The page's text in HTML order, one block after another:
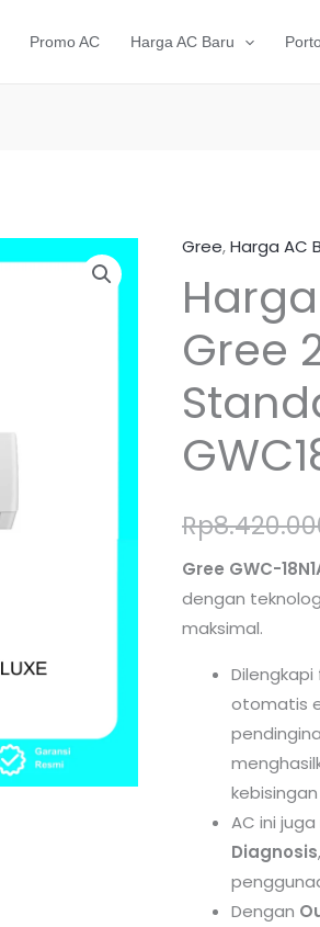
Promo AC Harga AC Baru
Gree,Harga AC
Gree
Rp
Gree GWC-
dengan
maksimal.
Dilengkapi
otomatis
AC ini
Diagnosis,
Dengan
Kuantitas
Harga
AC
Baru
AC
Gree
PK
Standart
Deluxe
GWC18N1A-
I